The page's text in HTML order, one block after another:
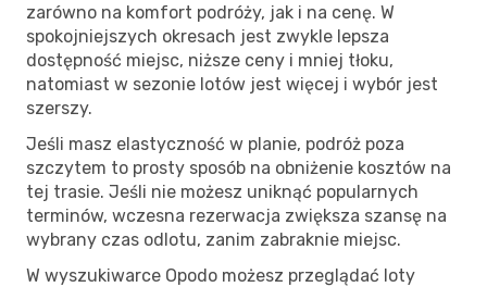
zarówno na komfort podróży, jak i na cenę. W
spokojniejszych okresach jest zwykle lepsza
dostępność miejsc, niższe ceny i mniej tłoku,
natomiast w sezonie lotów jest więcej i wybór jest
szerszy.
Jeśli masz elastyczność w planie, podróż poza
szczytem to prosty sposób na obniżenie kosztów na
tej trasie. Jeśli nie możesz uniknąć popularnych
terminów, wczesna rezerwacja zwiększa szansę na
wybrany czas odlotu, zanim zabraknie miejsc.
W wyszukiwarce Opodo możesz przeglądać loty